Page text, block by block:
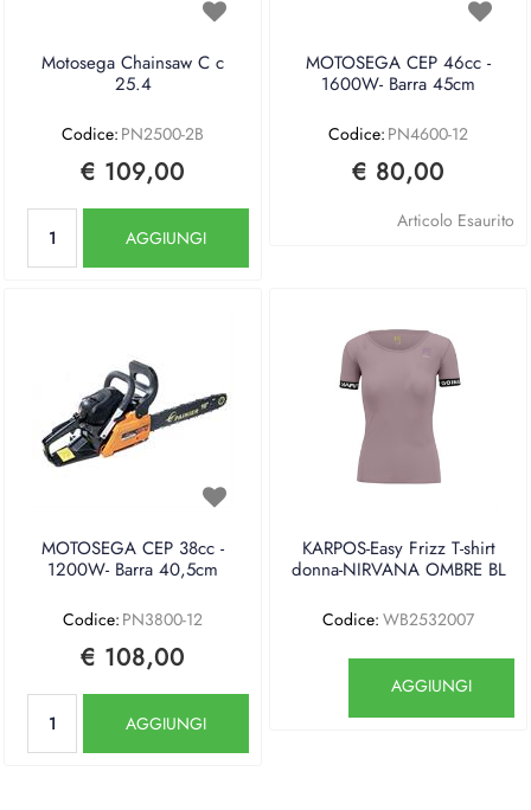
Motosega Chainsaw C c
25.4
Codice: PN2500-2B
€ 109,00
AGGIUNGI
MOTOSEGA CEP 46cc -
1600W- Barra 45cm
Codice: PN4600-12
€ 80,00
Articolo Esaurito
MOTOSEGA CEP 38cc -
1200W- Barra 40,5cm
Codice: PN3800-12
€ 108,00
AGGIUNGI
KARPOS-Easy Frizz T-shirt
donna-NIRVANA OMBRE BL
Codice: WB2532007
AGGIUNGI